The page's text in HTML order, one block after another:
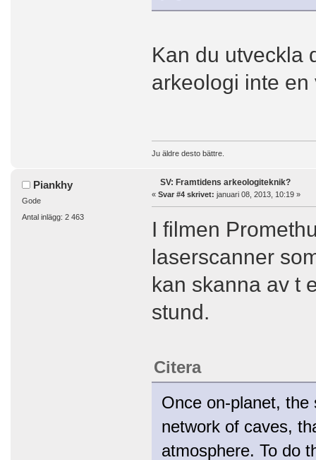
Kan du utveckla
arkeologi inte en
Ju äldre desto bättre.
Piankhy
Gode
Antal inlägg: 2 463
SV: Framtidens arkeologiteknik?
« Svar #4 skrivet: januari 08, 2013, 10:19 »
I filmen
laserscanner
kan skanna av t
stund.
Citera
Once on-planet,
network of caves,
atmosphere. To do